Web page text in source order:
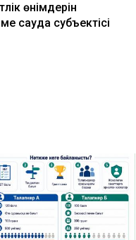
өнімдерін
сауда субъектісі